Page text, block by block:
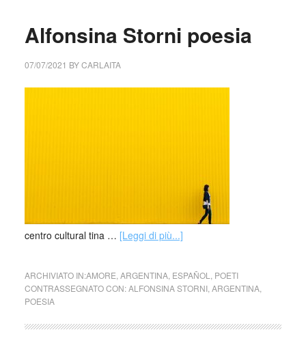
Alfonsina Storni poesia
07/07/2021 BYCARLAITA
centro cultural tina … [Leggi di più...]
ARCHIVIATO IN:AMORE ARGENTINA, ESPAÑOL
POETI
CONTRASSEGNATO CON:ALFONSINA STORNI, ARGENTINA,
POESIA